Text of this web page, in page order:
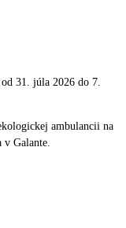
31. júla 2026 do 7.
ambulancii na
Galante.